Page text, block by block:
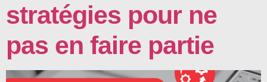
stratégies pour ne
pas en faire partie